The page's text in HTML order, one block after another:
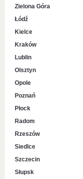
Zielona Góra
Łódź
Kielce
Kraków
Lublin
Olsztyn
Opole
Poznań
Płock
Radom
Rzeszów
Siedlce
Szczecin
Słupsk